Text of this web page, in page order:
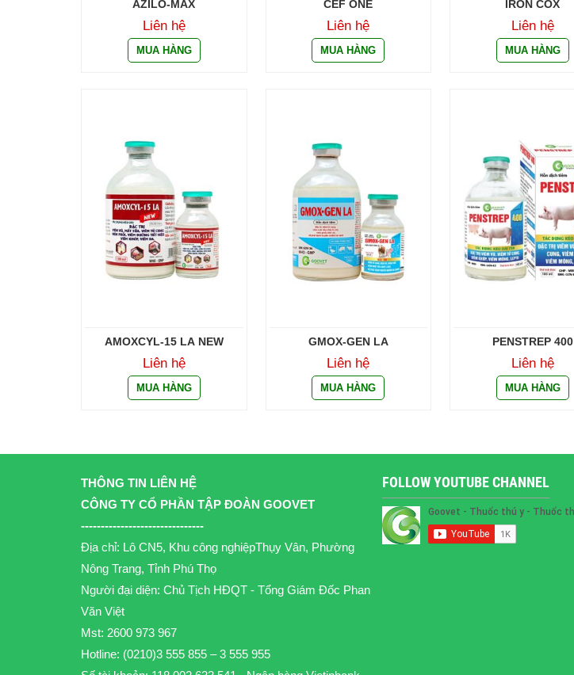
AZILO-MAX
Liên hệ
CEF ONE
Liên hệ
IRON COX
Liên hệ
AMOXCYL-15 LA NEW
Liên hệ
GMOX-GEN LA
Liên hệ
PENSTREP 400
Liên hệ
THÔNG TIN LIÊN HỆ
CÔNG TY CỔ PHẦN TẬP ĐOÀN GOOVET
-------------------------------
Địa chỉ: Lô CN5, Khu công nghiệpThụy Vân, Phường
Nông Trang, Tỉnh Phú Thọ
Người đại diện: Chủ Tịch HĐQT - Tổng Giám Đốc Phan
Văn Việt
Mst: 2600 973 967
Hotline: (0210)3 555 855 – 3 555 955
FOLLOW YOUTUBE CHANNEL